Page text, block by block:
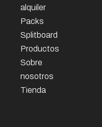
alquiler
Packs
Splitboard
Productos
Sobre
nosotros
Tienda